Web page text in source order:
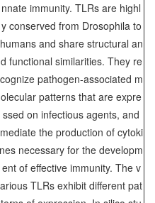
nnate immunity. TLRs are highl
y conserved from Drosophila to
humans and share structural an
d functional similarities. They re
cognize pathogen-associated m
olecular patterns that are expre
ssed on infectious agents, and
mediate the production of cytoki
nes necessary for the developm
ent of effective immunity. The v
arious TLRs exhibit different pat